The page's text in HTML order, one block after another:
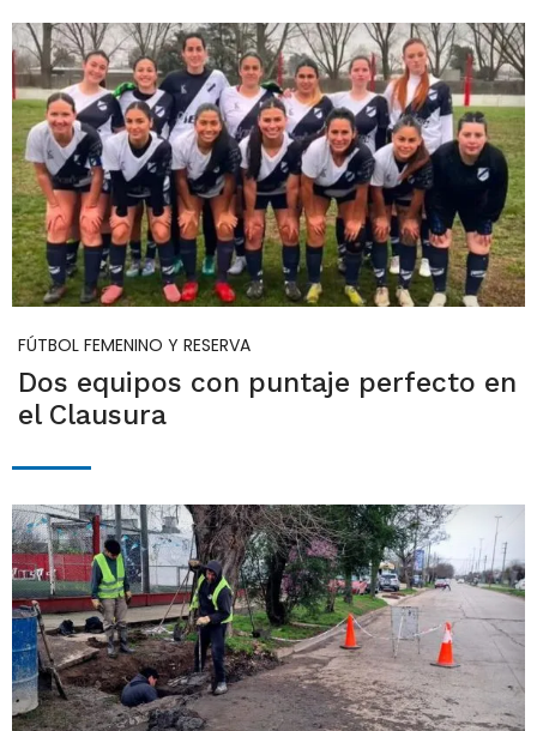
FÚTBOL FEMENINO Y RESERVA
Dos equipos con puntaje perfecto en
el Clausura